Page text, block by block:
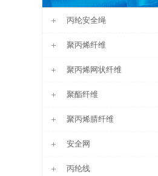
丙纶安全绳
聚丙烯纤维
聚丙烯网状纤维
聚酯纤维
聚丙烯腈纤维
安全网
丙纶线